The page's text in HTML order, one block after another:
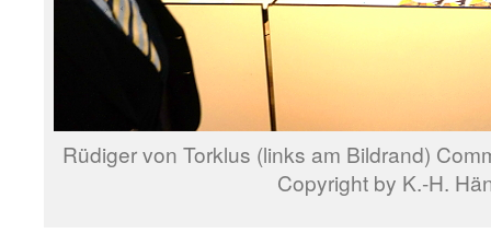
Rüdiger von Torklus (links am Bildrand)
Copyright by K.-H.